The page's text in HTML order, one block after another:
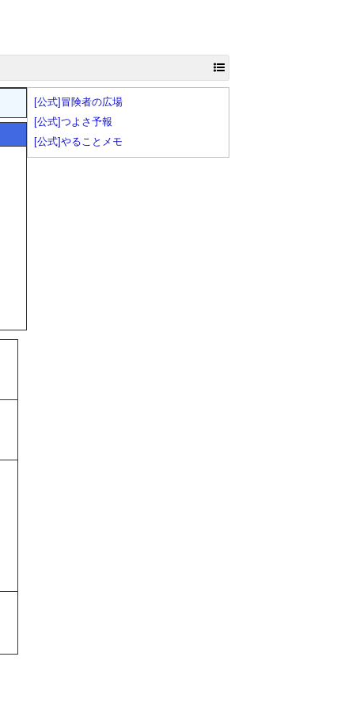
[公式]冒険者の広場
[公式]つよさ予報
[公式]やることメモ